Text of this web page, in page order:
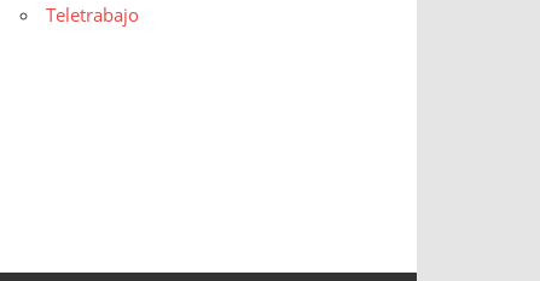
Teletrabajo